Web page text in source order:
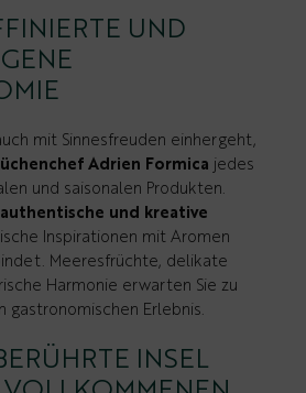
UND
mit Sinnesfreuden einhergeht,
Adrien Formica jedes
und saisonalen Produkten.
authentische und kreative
Inspirationen mit Aromen
Meeresfrüchte, delikate
Harmonie erwarten Sie zu
gastronomischen Erlebnis.
INSEL